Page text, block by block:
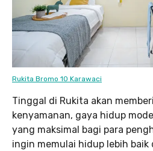
Rukita Bromo 10 Karawaci
Tinggal di Rukita akan
kenyamanan, gaya hidup
yang maksimal bagi para
ingin memulai hidup lebih baik